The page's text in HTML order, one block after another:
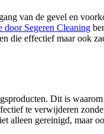
van de gevel en
door Segeren Cleaning
die effectief maar ook
Dit is waarom
te verwijderen
alleen gereinigd, maar